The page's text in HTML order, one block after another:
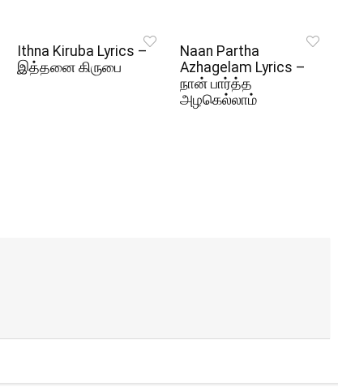
Ithna Kiruba Lyrics –
இத்தனை கிருபை
Naan Partha
Azhagelam Lyrics –
நான் பார்த்த
அழகெல்லாம்